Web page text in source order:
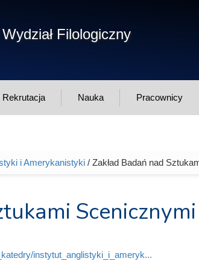
Wydział Filologiczny
Rekrutacja Nauka Pracownicy
i Amerykanistyki / Zakład Badań nad
Scenicznymi
instytut_anglistyki_i_ameryk...